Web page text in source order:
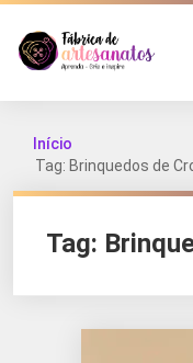
Início
Tag: Brinquedos de
Tag: